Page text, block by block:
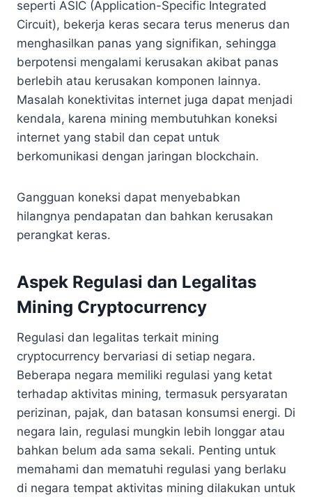
seperti ASIC (Application-Specific Integrated
Circuit), bekerja keras secara terus menerus dan
menghasilkan panas yang signifikan, sehingga
berpotensi mengalami kerusakan akibat panas
berlebih atau kerusakan komponen lainnya.
Masalah konektivitas internet juga dapat menjadi
kendala, karena mining membutuhkan koneksi
internet yang stabil dan cepat untuk
berkomunikasi dengan jaringan blockchain.
Gangguan koneksi dapat menyebabkan
hilangnya pendapatan dan bahkan kerusakan
perangkat keras.
Aspek Regulasi dan Legalitas
Mining Cryptocurrency
Regulasi dan legalitas terkait mining
cryptocurrency bervariasi di setiap negara.
Beberapa negara memiliki regulasi yang ketat
terhadap aktivitas mining, termasuk persyaratan
perizinan, pajak, dan batasan konsumsi energi. Di
negara lain, regulasi mungkin lebih longgar atau
bahkan belum ada sama sekali. Penting untuk
memahami dan mematuhi regulasi yang berlaku
di negara tempat aktivitas mining dilakukan untuk